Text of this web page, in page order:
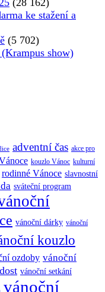
(28 162)
ke stažení a
(5 702)
show)
adventní čas akce pro
kouzlo Vánoc kulturní
rodinné Vánoce slavnostní
sváteční program
vánoční dárky vánoční
kouzlo
ozdoby vánoční
vánoční setkání
vánoční